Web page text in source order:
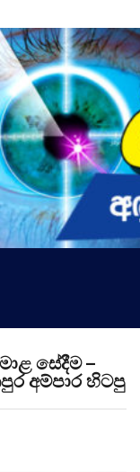
සේදීම –
අම්පාර හිටපු